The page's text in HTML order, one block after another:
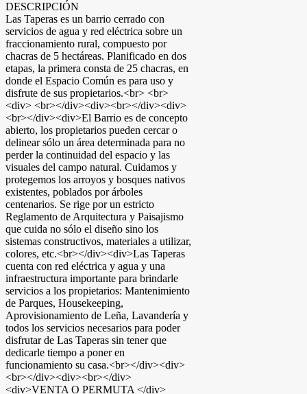
DESCRIPCIÓN
Las Taperas es un barrio cerrado con
servicios de agua y red eléctrica sobre un
fraccionamiento rural, compuesto por
chacras de 5 hectáreas. Planificado en dos
etapas, la primera consta de 25 chacras, en
donde el Espacio Común es para uso y
disfrute de sus propietarios.<br> <br>
<div> <br></div><div><br></div><div>
<br></div><div>El Barrio es de concepto
abierto, los propietarios pueden cercar o
delinear sólo un área determinada para no
perder la continuidad del espacio y las
visuales del campo natural. Cuidamos y
protegemos los arroyos y bosques nativos
existentes, poblados por árboles
centenarios. Se rige por un estricto
Reglamento de Arquitectura y Paisajismo
que cuida no sólo el diseño sino los
sistemas constructivos, materiales a utilizar,
colores, etc.<br></div><div>Las Taperas
cuenta con red eléctrica y agua y una
infraestructura importante para brindarle
servicios a los propietarios: Mantenimiento
de Parques, Housekeeping,
Aprovisionamiento de Leña, Lavandería y
todos los servicios necesarios para poder
disfrutar de Las Taperas sin tener que
dedicarle tiempo a poner en
funcionamiento su casa.<br></div><div>
<br></div><div><br></div>
<div>VENTA O PERMUTA </div>